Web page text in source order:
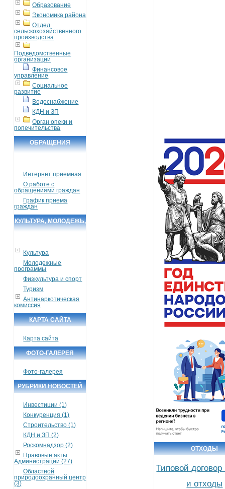
Образование
Экономика района
Отдел
сельскохозяйственного
производства
Подведомственные
организации
Финансовое
управление
Социальное
развитие
Водоснабжение
КДН и ЗП
Орган опеки и
попечительства
ОБРАЩЕНИЯ
Интернет приемная
О работе с
обращениями граждан
График приема
граждан
КУЛЬТУРА, МОЛОДЕЖЬ,
Культура
Молодежные
программы
Физкультура и спорт
Туризм
Антинаркотическая
комиссия
КАРТА САЙТА
Карта сайта
ФОТО-ГАЛЕРЕЯ
Фото-галерея
РУБРИКИ НОВОСТЕЙ
Инвестиции (1)
Конкуренция (1)
Строительство (1)
КДН и ЗП (2)
Роскомнадзор (2)
Правовые акты
Администрации (27)
Областной
природоохранный центр
(3)
ОТХОДЫ
Типовой
и отходы